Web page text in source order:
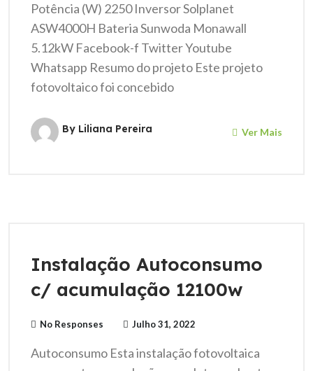
Potência (W) 2250 Inversor Solplanet
ASW4000H Bateria Sunwoda Monawall
5.12kW Facebook-f Twitter Youtube
Whatsapp Resumo do projeto Este projeto
fotovoltaico foi concebido
By Liliana Pereira Ver Mais
Instalação Autoconsumo
c/ acumulação 12100w
No Responses Julho 31, 2022
Autoconsumo Esta instalação fotovoltaica